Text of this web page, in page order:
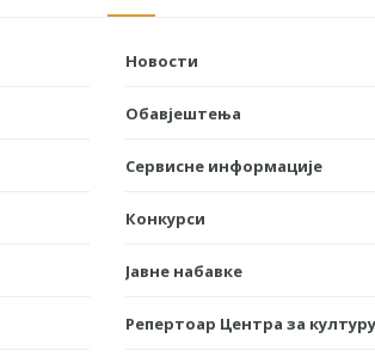
Новости
Обавјештења
Сервисне информације
Конкурси
Јавне набавке
Репертоар Центра за